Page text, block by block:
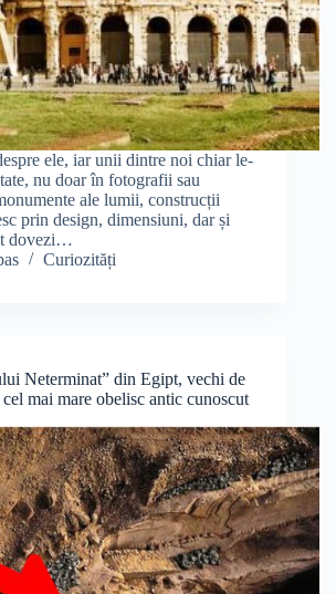
ele, iar unii dintre noi chiar le-
nu doar în fotografii sau
ale lumii, construcții
prin design, dimensiuni, dar și
dovezi…
Curiozități
Neterminat” din Egipt, vechi de
mai mare obelisc antic cunoscut